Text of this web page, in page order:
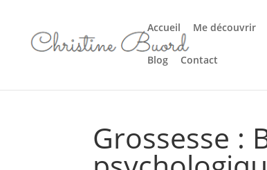
Accueil Me découvrir
Blog Contact
Grossesse :